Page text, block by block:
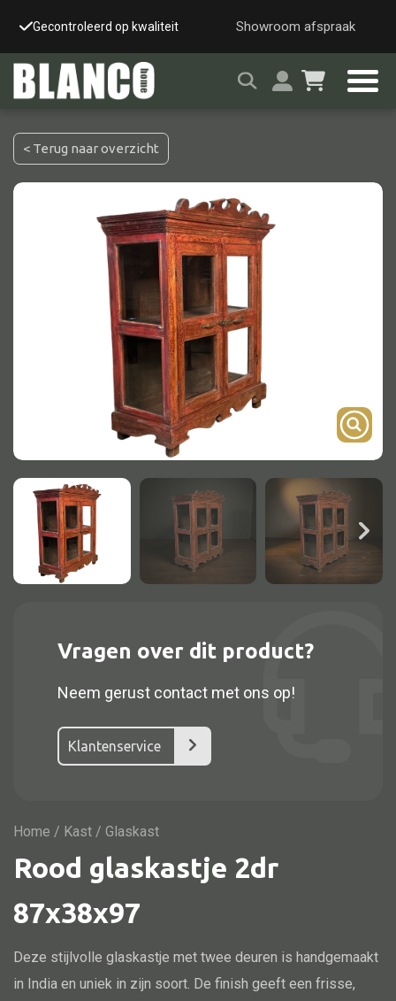
Gecontroleerd op kwaliteit Snelle & veilige
Showroom afspraak
Bartafel
Console
Tafel overig
Glaskast
Nachtkast
Kast overige
TV meubel
Rek
Alle stoelen
< Terug naar overzicht
Vragen over dit product?
Neem gerust contact met ons op!
Klantenservice
Home / Kast / Glaskast
Rood glaskastje 2dr
87x38x97
Deze stijlvolle glaskastje met twee deuren is handgemaakt
in India en uniek in zijn soort. De finish geeft een frisse,